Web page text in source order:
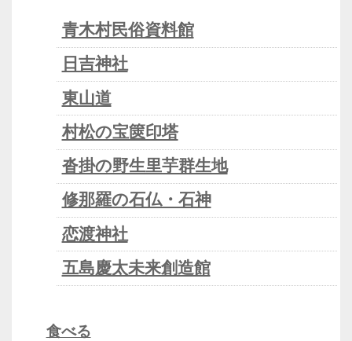
青木村民俗資料館
日吉神社
東山道
村松の宝篋印塔
沓掛の野生里芋群生地
修那羅の石仏・石神
恋渡神社
五島慶太未来創造館
食べる